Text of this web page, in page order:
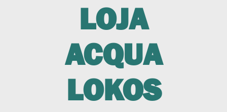
LOJA
ACQUA
LOKOS